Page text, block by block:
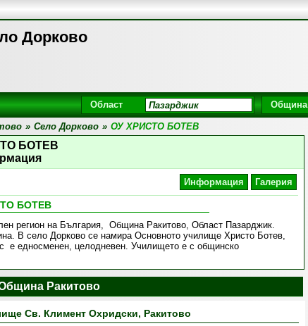
Дорково
Област Община
» Село Дорково » ОУ ХРИСТО БОТЕВ
БОТЕВ
Информация Галерия
БОТЕВ
регион на България, Община Ракитово, Област Пазарджик.
В село Дорково се намира Основното училище Христо Ботев,
е едносменен, целодневен. Училището е с общинско
Ракитово
Св. Климент Охридски, Ракитово